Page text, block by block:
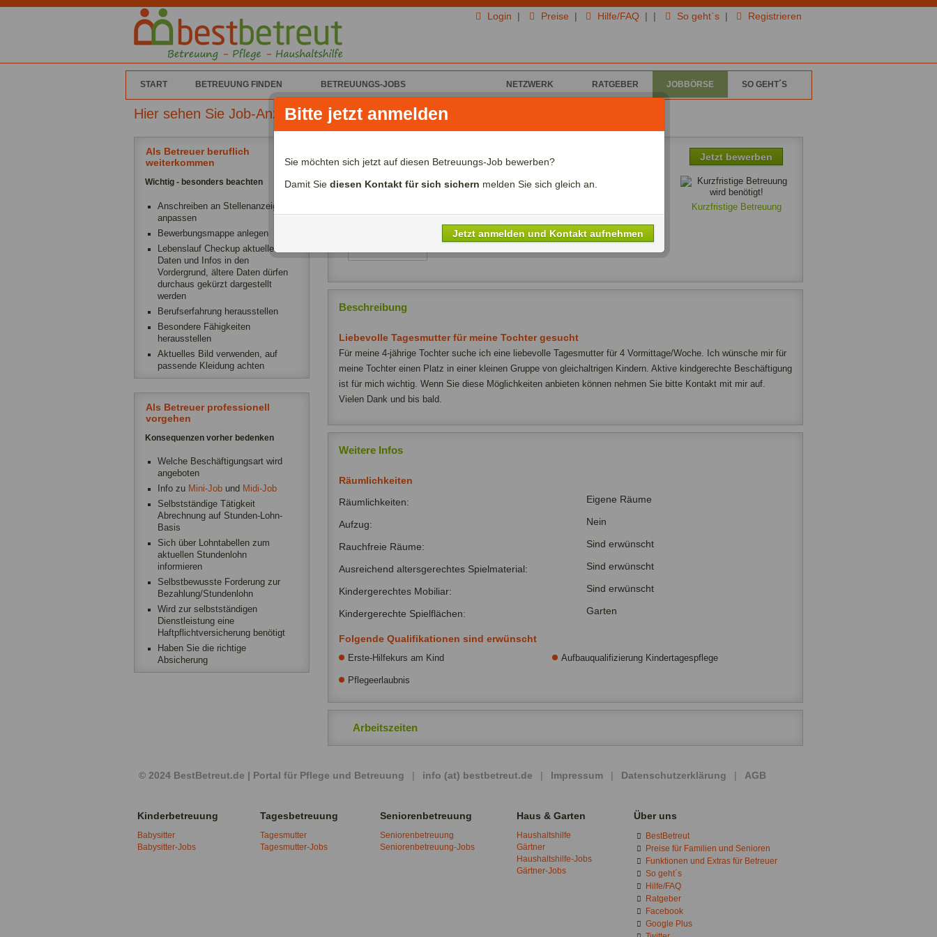
Login | Preise | Hilfe/FAQ | | So geht`s | Registrieren
START BETREUUNG FINDEN BETREUUNGS-JOBS SO GEHT´S
JOBBÖRSE
RATGEBER
NETZWERK
Hier sehen Sie Job-Anzeigen für Tagesbetreuung
Als Betreuer beruflich
weiterkommen
Wichtig - besonders beachten
Anschreiben an Stellenanzeige
anpassen
Bewerbungsmappe anlegen
Lebenslauf Checkup aktuelle
Daten und Infos in den
Vordergrund, ältere Daten dürfen
durchaus gekürzt dargestellt
werden
Berufserfahrung herausstellen
Besondere Fähigkeiten
herausstellen
Aktuelles Bild verwenden, auf
passende Kleidung achten
Als Betreuer professionell
vorgehen
Konsequenzen vorher bedenken
Welche Beschäftigungsart wird
angeboten
Info zu Mini-Job und Midi-Job
Selbstständige Tätigkeit
Abrechnung auf Stunden-Lohn-
Basis
Sich über Lohntabellen zum
aktuellen Stundenlohn
informieren
Selbstbewusste Forderung zur
Bezahlung/Stundenlohn
Wird zur selbstständigen
Dienstleistung eine
Haftpflichtversicherung benötigt
Haben Sie die richtige
Absicherung
gesucht
In 70176 Stuttgart
Nichtraucher:
Erwünscht
Häufigkeit:
Mehrmals pro Woche
Jetzt bewerben
Kurzfristige Betreuung
Beschreibung
Liebevolle Tagesmutter für meine Tochter gesucht
Für meine 4-jährige Tochter suche ich eine liebevolle Tagesmutter für 4 Vormittage/Woche. Ich wünsche mir für
meine Tochter einen Platz in einer kleinen Gruppe von gleichaltrigen Kindern. Aktive kindgerechte Beschäftigung
ist für mich wichtig. Wenn Sie diese Möglichkeiten anbieten können nehmen Sie bitte Kontakt mit mir auf.
Vielen Dank und bis bald.
Weitere Infos
Räumlichkeiten
Räumlichkeiten:
Eigene Räume
Aufzug: Nein
Rauchfreie Räume: Sind erwünscht
Ausreichend altersgerechtes Spielmaterial: Sind erwünscht
Kindergerechtes Mobiliar: Sind erwünscht
Kindergerechte Spielflächen: Garten
Folgende Qualifikationen sind erwünscht
Erste-Hilfekurs am Kind Aufbauqualifizierung Kindertagespflege
Pflegeerlaubnis
Arbeitszeiten
© 2024 BestBetreut.de | Portal für Pflege und Betreuung | info (at) bestbetreut.de | Impressum | Datenschutzerklärung | AGB
Kinderbetreuung
Babysitter
Babysitter-Jobs
Tagesbetreuung
Tagesmutter
Tagesmutter-Jobs
Seniorenbetreuung
Seniorenbetreuung
Seniorenbetreuung-Jobs
Haus & Garten
Haushaltshilfe
Gärtner
Haushaltshilfe-Jobs
Gärtner-Jobs
Über uns
BestBetreut
Preise für Familien und Senioren
Funktionen und Extras für Betreuer
So geht´s
Hilfe/FAQ
Ratgeber
Facebook
Google Plus
Bitte jetzt anmelden
Sie möchten sich jetzt auf diesen Betreuungs-Job bewerben?
Damit Sie diesen Kontakt für sich sichern melden Sie sich gleich an.
Jetzt anmelden und Kontakt aufnehmen